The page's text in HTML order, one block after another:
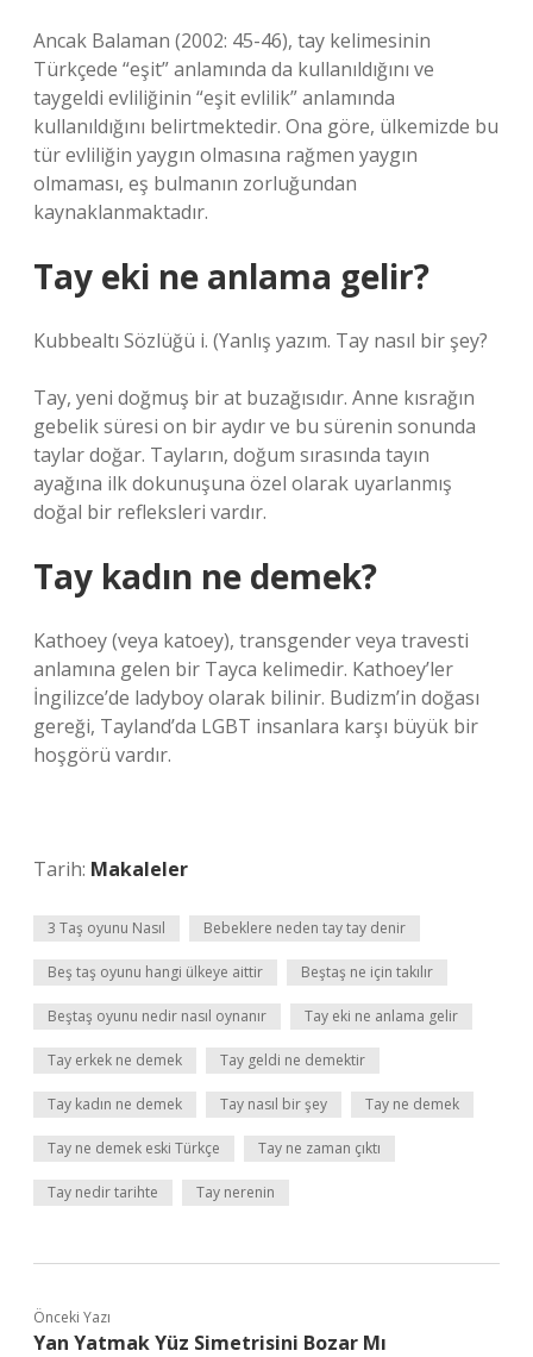
Ancak Balaman (2002: 45-46), tay kelimesinin
Türkçede “eşit” anlamında da kullanıldığını ve
taygeldi evliliğinin “eşit evlilik” anlamında
kullanıldığını belirtmektedir. Ona göre, ülkemizde bu
tür evliliğin yaygın olmasına rağmen yaygın
olmaması, eş bulmanın zorluğundan
kaynaklanmaktadır.
Tay eki ne anlama gelir?
Kubbealtı Sözlüğü i. (Yanlış yazım. Tay nasıl bir şey?
Tay, yeni doğmuş bir at buzağısıdır. Anne kısrağın
gebelik süresi on bir aydır ve bu sürenin sonunda
taylar doğar. Tayların, doğum sırasında tayın
ayağına ilk dokunuşuna özel olarak uyarlanmış
doğal bir refleksleri vardır.
Tay kadın ne demek?
Kathoey (veya katoey), transgender veya travesti
anlamına gelen bir Tayca kelimedir. Kathoey’ler
İngilizce’de ladyboy olarak bilinir. Budizm’in doğası
gereği, Tayland’da LGBT insanlara karşı büyük bir
hoşgörü vardır.
Tarih: Makaleler
3 Taş oyunu Nasıl Bebeklere neden tay tay denir
Beş taş oyunu hangi ülkeye aittir Beştaş ne için takılır
Beştaş oyunu nedir nasıl oynanır Tay eki ne anlama gelir
Tay erkek ne demek Tay geldi ne demektir
Tay kadın ne demek Tay nasıl bir şey Tay ne demek
Tay ne demek eski Türkçe Tay ne zaman çıktı
Tay nedir tarihte Tay nerenin
Önceki Yazı
Yan Yatmak Yüz Simetrisini Bozar Mı